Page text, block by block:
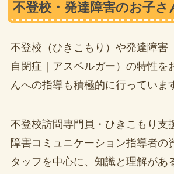
不登校・発達障害のお子さ
不登校（ひきこもり）や発達障害
自閉症｜アスペルガー）の特性を
んへの指導も積極的に行っていま
不登校訪問専門員・ひきこもり支
障害コミュニケーション指導者の
タッフを中心に、知識と理解があ